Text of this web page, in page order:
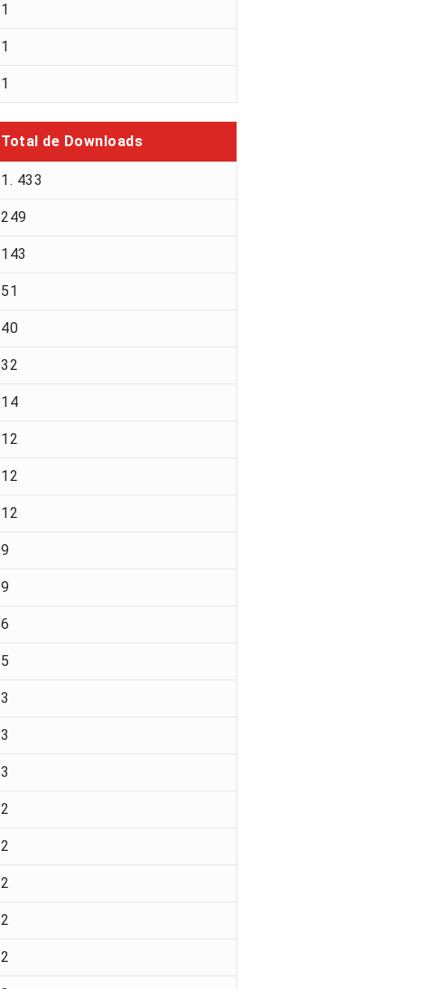
1
1
1
Total de Downloads
1. 433
249
143
51
40
32
14
12
12
12
9
9
6
5
3
3
3
2
2
2
2
2